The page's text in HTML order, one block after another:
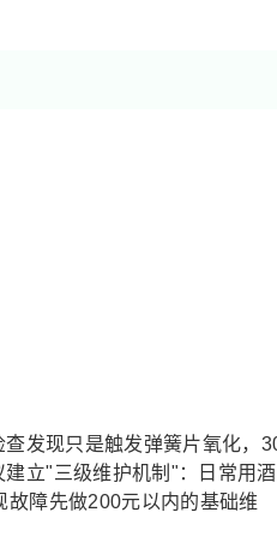
发现只是触发弹簧片氧化，
立"三级维护机制"：日常用酒
障先做200元以内的基础维